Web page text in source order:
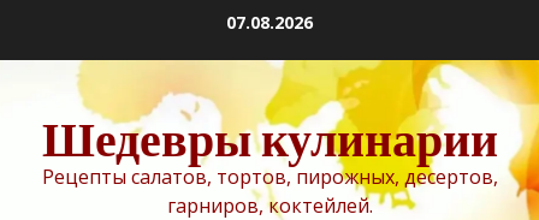
содержимому
07.08.2026
Шедевры кулинарии
Рецепты салатов, тортов, пирожных, десертов,
гарниров, коктейлей.